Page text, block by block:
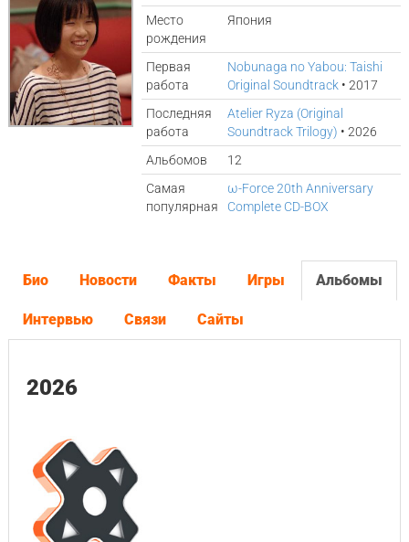
Место
рождения
Япония
Первая
работа
Nobunaga no Yabou: Taishi
Original Soundtrack • 2017
Последняя
работа
Atelier Ryza (Original
Soundtrack Trilogy) • 2026
Альбомов
12
Самая
популярная
ω-Force 20th Anniversary
Complete CD-BOX
Био Новости Факты Игры Альбомы
Интервью Связи Сайты
2026